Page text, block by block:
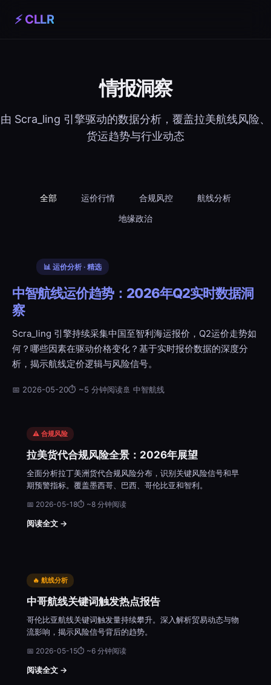
⚡ CLLR
情报洞察
由 Scra_ling 引擎驱动的数据分析，覆盖拉美航线风险、
货运趋势与行业动态
全部 运价行情 合规风控 航线分析
地缘政治
📊 运价分析 · 精选
中智航线运价趋势：2026年Q2实时数据洞
察
Scra_ling 引擎持续采集中国至智利海运报价，Q2运价走势如
何？哪些因素在驱动价格变化？基于实时报价数据的深度分
析，揭示航线定价逻辑与风险信号。
📅 2026-05-20⏱ ~5 分钟阅读🚢 中智航线
⚠️ 合规风险
拉美货代合规风险全景：2026年展望
全面分析拉丁美洲货代合规风险分布，识别关键风险信号和早
期预警指标。覆盖墨西哥、巴西、哥伦比亚和智利。
📅 2026-05-18⏱ ~8 分钟阅读
阅读全文 →
🔥 航线分析
中哥航线关键词触发热点报告
哥伦比亚航线关键词触发量持续攀升。深入解析贸易动态与物
流影响，揭示风险信号背后的趋势。
📅 2026-05-15⏱ ~6 分钟阅读
阅读全文 →